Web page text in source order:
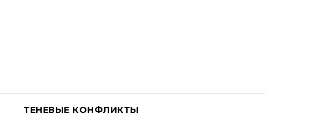
ТЕНЕВЫЕ КОНФЛИКТЫ